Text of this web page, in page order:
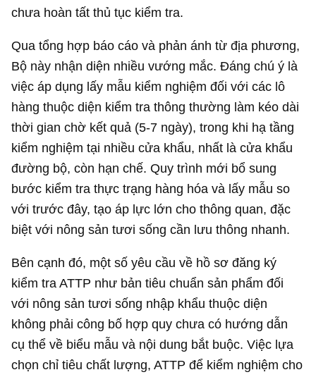
chưa hoàn tất thủ tục kiểm tra.
Qua tổng hợp báo cáo và phản ánh từ địa phương,
Bộ này nhận diện nhiều vướng mắc. Đáng chú ý là
việc áp dụng lấy mẫu kiểm nghiệm đối với các lô
hàng thuộc diện kiểm tra thông thường làm kéo dài
thời gian chờ kết quả (5-7 ngày), trong khi hạ tầng
kiểm nghiệm tại nhiều cửa khẩu, nhất là cửa khẩu
đường bộ, còn hạn chế. Quy trình mới bổ sung
bước kiểm tra thực trạng hàng hóa và lấy mẫu so
với trước đây, tạo áp lực lớn cho thông quan, đặc
biệt với nông sản tươi sống cần lưu thông nhanh.
Bên cạnh đó, một số yêu cầu về hồ sơ đăng ký
kiểm tra ATTP như bản tiêu chuẩn sản phẩm đối
với nông sản tươi sống nhập khẩu thuộc diện
không phải công bố hợp quy chưa có hướng dẫn
cụ thể về biểu mẫu và nội dung bắt buộc. Việc lựa
chọn chỉ tiêu chất lượng, ATTP để kiểm nghiệm cho